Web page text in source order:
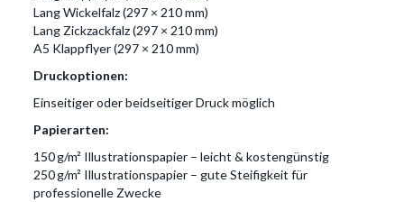
Lang Wickelfalz (297 × 210 mm)
Lang Zickzackfalz (297 × 210 mm)
A5 Klappflyer (297 × 210 mm)
Druckoptionen:
Einseitiger oder beidseitiger Druck möglich
Papierarten:
150 g/m² Illustrationspapier – leicht & kostengünstig
250 g/m² Illustrationspapier – gute Steifigkeit für
professionelle Zwecke